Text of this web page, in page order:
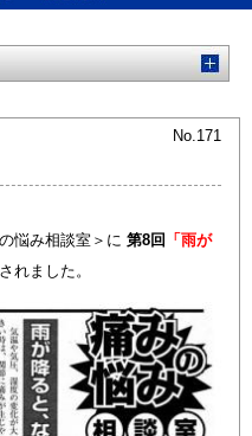
No.171
悩み相談室＞に 第8回 「雨が
れました。